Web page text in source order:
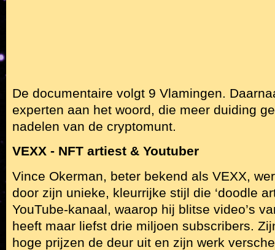
De documentaire volgt 9 Vlamingen.
experten aan het woord, die meer duiding
nadelen van de cryptomunt.
VEXX - NFT artiest & Youtuber
Vince Okerman, beter bekend als VEXX,
door zijn unieke, kleurrijke stijl die ‘doodle
YouTube-kanaal, waarop hij blitse video’s
heeft maar liefst drie miljoen subscribers.
hoge prijzen de deur uit en zijn werk